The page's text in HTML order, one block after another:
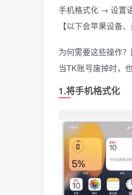
手机格式化 → 设置
【以下会苹果设备
为何需要这些操作
当TK账号废掉时，
1.将手机格式化